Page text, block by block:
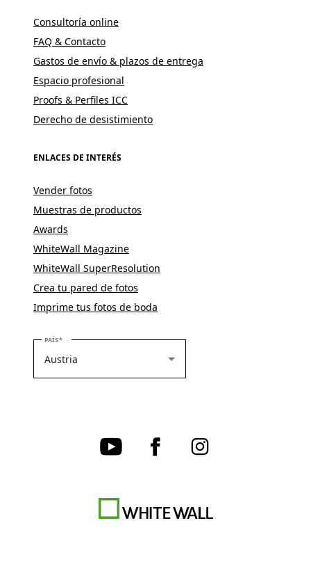
Consultoría online
FAQ & Contacto
Gastos de envío & plazos de entrega
Espacio profesional
Proofs & Perfiles ICC
Derecho de desistimiento
ENLACES DE INTERÉS
Vender fotos
Muestras de productos
Awards
WhiteWall Magazine
WhiteWall SuperResolution
Crea tu pared de fotos
Imprime tus fotos de boda
PAÍSSELECCIONE SU PAÍS